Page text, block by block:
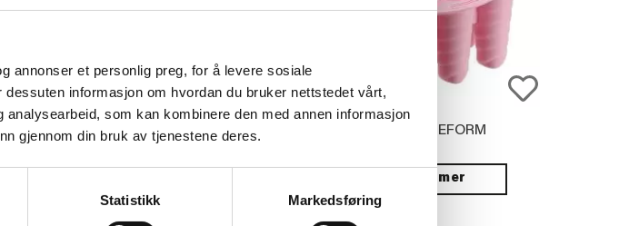
annonser et personlig preg, for å levere sosiale
informasjon om hvordan du bruker nettstedet vårt,
som kan kombinere den med annen informasjon
gjennom din bruk av tjenestene deres.
Statistikk Markedsføring
RUSTIKK 9CM
SENGETØY KREPP HARMONY
ISPINNEFORM
Vis mer